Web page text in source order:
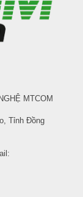
MTCOM
Tỉnh Đồng